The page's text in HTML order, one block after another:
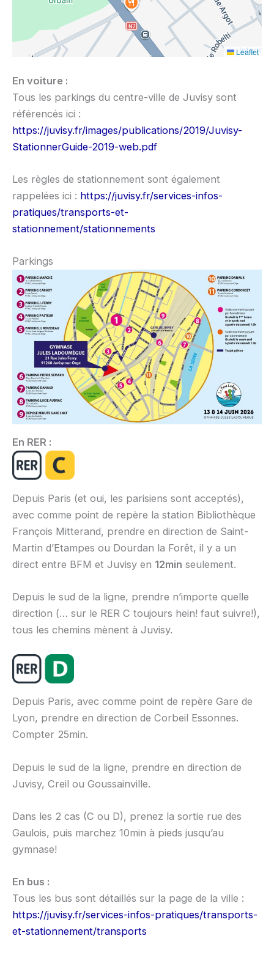
Leaflet
En voiture :
Tous les parkings du centre-ville de Juvisy sont
référencés ici :
https://juvisy.fr/images/publications/2019/Juvisy-
StationnerGuide-2019-web.pdf
Les règles de stationnement sont également
rappelées ici : https://juvisy.fr/services-infos-
pratiques/transports-et-
stationnement/stationnements
Parkings
En RER :
Depuis Paris (et oui, les parisiens sont acceptés),
avec comme point de repère la station Bibliothèque
François Mitterand, prendre en direction de Saint-
Martin d’Etampes ou Dourdan la Forêt, il y a un
direct entre BFM et Juvisy en 12min seulement.
Depuis le sud de la ligne, prendre n’importe quelle
direction (… sur le RER C toujours hein! faut suivre!),
tous les chemins mènent à Juvisy.
Depuis Paris, avec comme point de repère Gare de
Lyon, prendre en direction de Corbeil Essonnes.
Compter 25min.
Depuis le sud de la ligne, prendre en direction de
Juvisy, Creil ou Goussainville.
Dans les 2 cas (C ou D), prenez la sortie rue des
Gaulois, puis marchez 10min à pieds jusqu’au
gymnase!
En bus :
Tous les bus sont détaillés sur la page de la ville :
https://juvisy.fr/services-infos-pratiques/transports-
et-stationnement/transports